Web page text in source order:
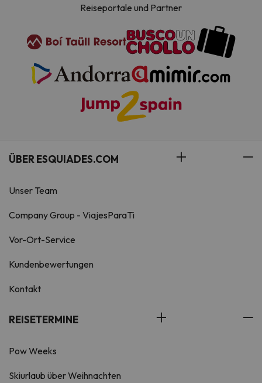
Reiseportale und Partner
ÜBER ESQUIADES.COM
Unser Team
Company Group - ViajesParaTi
Vor-Ort-Service
Kundenbewertungen
Kontakt
REISETERMINE
Pow Weeks
Skiurlaub über Weihnachten